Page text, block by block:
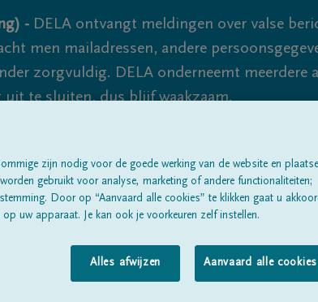
- DELA ontvangt meldingen over valse
men mailadressen, andere
zorgvuldig. DELA onderneemt meerdere
te sluiten, dus blijf waakzaam.
Alle rouwberichtenOver ons
zijn nodig voor de goede werking van de website en
gebruikt voor analyse, marketing of andere functionaliteiten;
Door op “Aanvaard alle cookies” te klikken gaat u
uw apparaat. Je kan ook je voorkeuren zelf instellen.
Alles afwijzen Aanvaard alle cookies